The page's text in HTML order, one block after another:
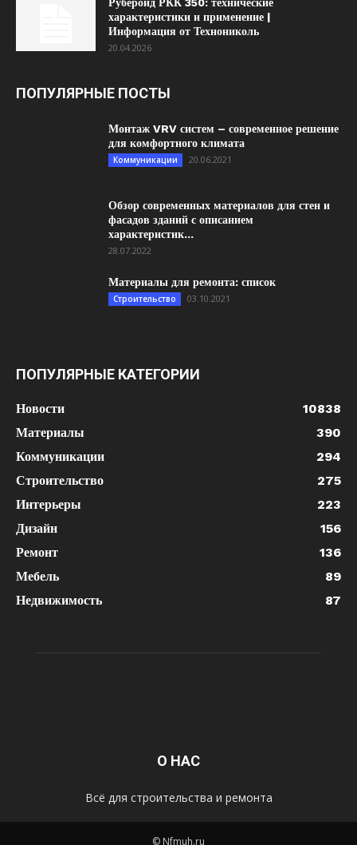
характеристики и применение |
Информация от Технониколь
20.04.2026
ПОПУЛЯРНЫЕ ПОСТЫ
Монтаж VRV систем – современное решение
для комфортного климата
Коммуникации 20.06.2021
Обзор современных материалов для стен и
фасадов зданий с описанием
характеристик...
28.07.2022
Материалы для ремонта: список
Строительство 03.10.2021
ПОПУЛЯРНЫЕ КАТЕГОРИИ
Новости
10838
Материалы
390
Коммуникации
294
Строительство
275
Интерьеры
223
Дизайн
156
Ремонт
136
Мебель
89
Недвижимость
87
О НАС
Всё для строительства и ремонта
© Nfmuh.ru